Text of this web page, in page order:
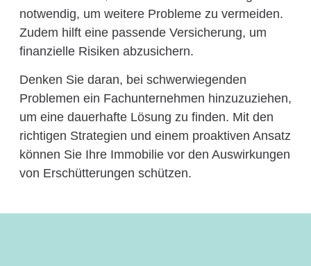
notwendig, um weitere Probleme zu vermeiden.
Zudem hilft eine passende Versicherung, um
finanzielle Risiken abzusichern.
Denken Sie daran, bei schwerwiegenden
Problemen ein Fachunternehmen hinzuzuziehen,
um eine dauerhafte Lösung zu finden. Mit den
richtigen Strategien und einem proaktiven Ansatz
können Sie Ihre Immobilie vor den Auswirkungen
von Erschütterungen schützen.